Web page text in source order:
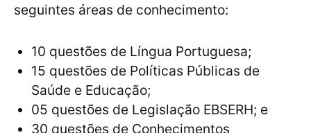
seguintes áreas de conhecimento:
10 questões de Língua Portuguesa;
15 questões de Políticas Públicas de
Saúde e Educação;
05 questões de Legislação EBSERH; e
30 questões de Conhecimentos